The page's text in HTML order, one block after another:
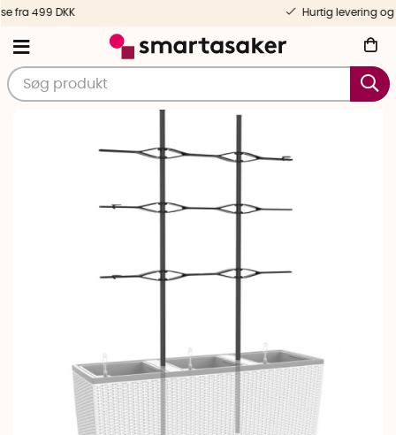
Hurtig levering og personlig service